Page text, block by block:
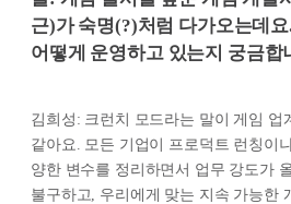
근)가 숙명(?)처럼 다가오는데
어떻게 운영하고 있는지 궁금합
김희성: 크런치 모드라는 말이 게임 업
같아요. 모든 기업이 프로덕트 런칭이
양한 변수를 정리하면서 업무 강도가
불구하고, 우리에게 맞는 지속 가능한